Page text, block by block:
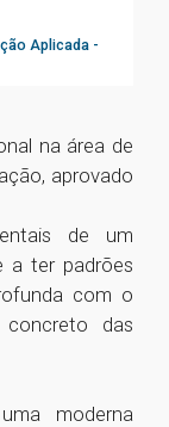
Aplicada -
na área de
aprovado
de um
a ter padrões
com o
das
moderna